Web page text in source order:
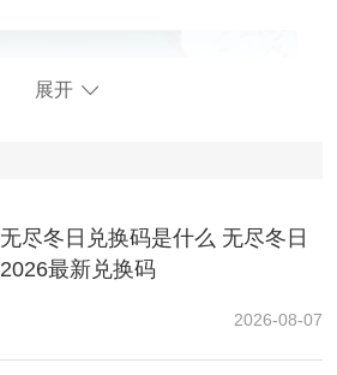
展开
无尽冬日兑换码是什么 无尽冬日
2026最新兑换码
2026-08-07